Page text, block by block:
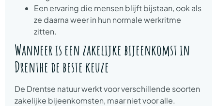
Een ervaring die mensen blijft bijstaan, ook als
ze daarna weer in hun normale werkritme
zitten.
Wanneer is een zakelijke bijeenkomst in
Drenthe de beste keuze
De Drentse natuur werkt voor verschillende soorten
zakelijke bijeenkomsten, maar niet voor alle.